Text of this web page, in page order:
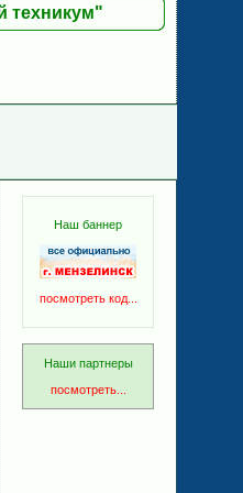
техникум"
Наш баннер
посмотреть код...
Наши партнеры
посмотреть...